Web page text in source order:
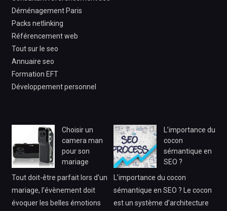
Déménagement Paris
Packs netlinking
Référencement web
Tout sur le seo
Annuaire seo
Formation EFT
Développement personnel
Choisir un
camera man
pour son
mariage
Tout doit-être parfait lors d’un
mariage, l’évènement doit
évoquer les belles émotions
L’importance du
cocon
sémantique en
SEO ?
L’importance du cocon
sémantique en SEO ? Le cocon
est un système d’architecture